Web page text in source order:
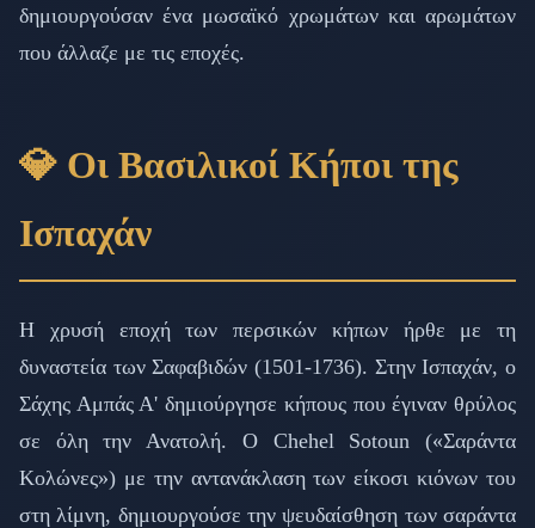
δημιουργούσαν ένα μωσαϊκό χρωμάτων και αρωμάτων
που άλλαζε με τις εποχές.
💎 Οι Βασιλικοί Κήποι της
Ισπαχάν
Η χρυσή εποχή των περσικών κήπων ήρθε με τη
δυναστεία των Σαφαβιδών (1501-1736). Στην Ισπαχάν, ο
Σάχης Αμπάς Α' δημιούργησε κήπους που έγιναν θρύλος
σε όλη την Ανατολή. Ο Chehel Sotoun («Σαράντα
Κολώνες») με την αντανάκλαση των είκοσι κιόνων του
στη λίμνη, δημιουργούσε την ψευδαίσθηση των σαράντα